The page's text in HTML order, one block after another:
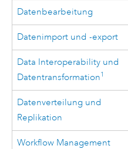
Datenbearbeitung
Datenimport und -export
Data Interoperability und
Datentransformation1
Datenverteilung und
Replikation
Workflow Management